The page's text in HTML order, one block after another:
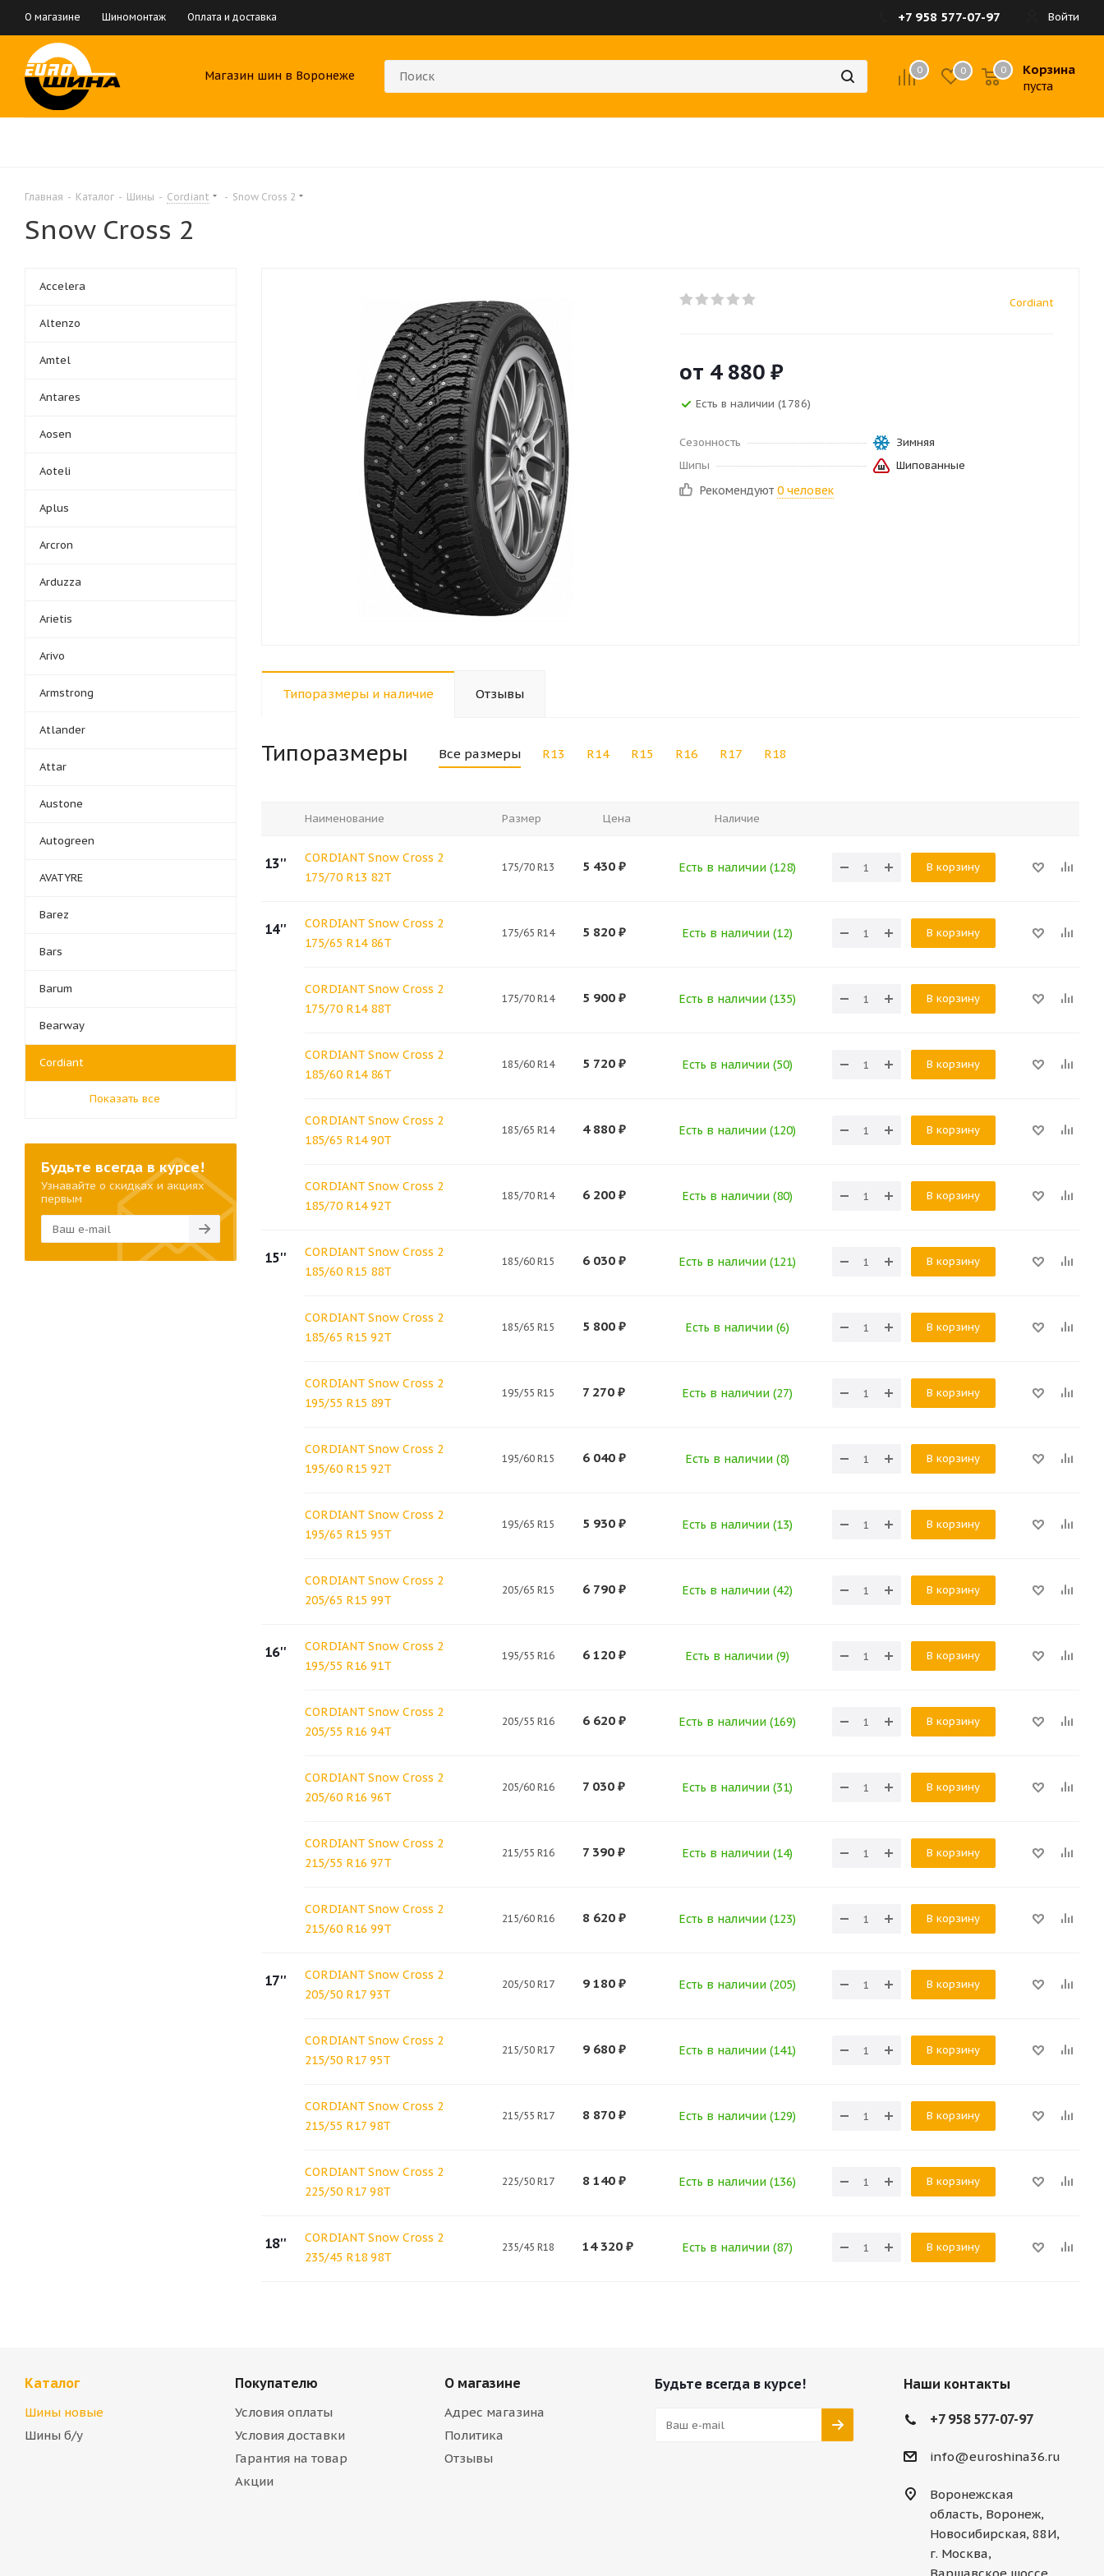
О магазине Шиномонтаж Оплата и доставка Войти
+7 958 577-07-97
Магазин шин в Воронеже 0 0 Корзина
пуста
0
Главная - Каталог - Шины - Cordiant - Snow Cross 2
Snow Cross 2
Cordiant
от 4 880 ₽
Есть в наличии (1786)
Сезонность
Зимняя
Шипы
Шипованные
Рекомендуют 0 человек
Типоразмеры и наличие Отзывы
Типоразмеры Все размеры R13 R14 R15 R16 R17 R18
Наименование Размер Цена Наличие
13''
CORDIANT Snow Cross 2
175/70 R13 82T
175/70 R13 5 430 ₽ Есть в наличии (128) В корзину
14''
CORDIANT Snow Cross 2
175/65 R14 86T
175/65 R14 5 820 ₽ Есть в наличии (12) В корзину
CORDIANT Snow Cross 2
175/70 R14 88T
175/70 R14 5 900 ₽ Есть в наличии (135) В корзину
CORDIANT Snow Cross 2
185/60 R14 86T
185/60 R14 5 720 ₽ Есть в наличии (50) В корзину
CORDIANT Snow Cross 2
185/65 R14 90T
185/65 R14 4 880 ₽ Есть в наличии (120) В корзину
CORDIANT Snow Cross 2
185/70 R14 92T
185/70 R14 6 200 ₽ Есть в наличии (80) В корзину
15''
CORDIANT Snow Cross 2
185/60 R15 88T
185/60 R15 6 030 ₽ Есть в наличии (121) В корзину
CORDIANT Snow Cross 2
185/65 R15 92T
185/65 R15 5 800 ₽ Есть в наличии (6) В корзину
CORDIANT Snow Cross 2
195/55 R15 89T
195/55 R15 7 270 ₽ Есть в наличии (27) В корзину
CORDIANT Snow Cross 2
195/60 R15 92T
195/60 R15 6 040 ₽ Есть в наличии (8) В корзину
CORDIANT Snow Cross 2
195/65 R15 95T
195/65 R15 5 930 ₽ Есть в наличии (13) В корзину
CORDIANT Snow Cross 2
205/65 R15 99T
205/65 R15 6 790 ₽ Есть в наличии (42) В корзину
16''
CORDIANT Snow Cross 2
195/55 R16 91T
195/55 R16 6 120 ₽ Есть в наличии (9) В корзину
CORDIANT Snow Cross 2
205/55 R16 94T
205/55 R16 6 620 ₽ Есть в наличии (169) В корзину
CORDIANT Snow Cross 2
205/60 R16 96T
205/60 R16 7 030 ₽ Есть в наличии (31) В корзину
CORDIANT Snow Cross 2
215/55 R16 97T
215/55 R16 7 390 ₽ Есть в наличии (14) В корзину
CORDIANT Snow Cross 2
215/60 R16 99T
215/60 R16 8 620 ₽ Есть в наличии (123) В корзину
17''
CORDIANT Snow Cross 2
205/50 R17 93T
205/50 R17 9 180 ₽ Есть в наличии (205) В корзину
CORDIANT Snow Cross 2
215/50 R17 95T
215/50 R17 9 680 ₽ Есть в наличии (141) В корзину
CORDIANT Snow Cross 2
215/55 R17 98T
215/55 R17 8 870 ₽ Есть в наличии (129) В корзину
CORDIANT Snow Cross 2
225/50 R17 98T
225/50 R17 8 140 ₽ Есть в наличии (136) В корзину
18''
CORDIANT Snow Cross 2
235/45 R18 98T
235/45 R18 14 320 ₽ Есть в наличии (87) В корзину
Accelera
Altenzo
Amtel
Antares
Aosen
Aoteli
Aplus
Arcron
Arduzza
Arietis
Arivo
Armstrong
Atlander
Attar
Austone
Autogreen
AVATYRE
Barez
Bars
Barum
Bearway
Cordiant
Показать все
Будьте всегда в курсе!
Узнавайте о скидках и акциях
первым
Каталог
Шины новые
Шины б/у
Покупателю
Условия оплаты
Условия доставки
Гарантия на товар
Акции
О магазине
Адрес магазина
Политика
Отзывы
Будьте всегда в курсе! Наши контакты
+7 958 577-07-97
info@euroshina36.ru
Воронежская
область, Воронеж,
Новосибирская, 88И,
г. Москва,